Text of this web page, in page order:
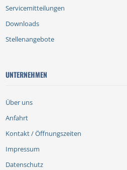
Servicemitteilungen
Downloads
Stellenangebote
UNTERNEHMEN
Über uns
Anfahrt
Kontakt / Öffnungszeiten
Impressum
Datenschutz